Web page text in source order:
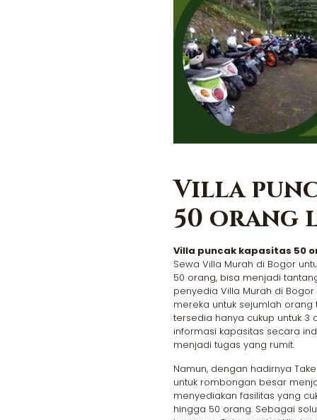
Villa
50 orang
Villa puncak kapasitas 50
Sewa Villa Murah di Bogor
50 orang, bisa menjadi
penyedia Villa Murah di
mereka untuk sejumlah orang
tersedia hanya cukup untuk 3
informasi kapasitas secara
menjadi tugas yang rumit.
Namun, dengan hadirnya
untuk rombongan besar
menyediakan fasilitas yang
hingga 50 orang. Sebagai